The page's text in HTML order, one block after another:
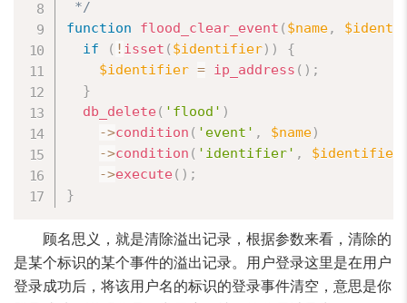
*/
function
flood_clear_event ( $name,
if
( ! isset ( $identifier) )
{
$identifier = ip_address ( ) ;
}
db_delete ( 'flood' )
->condition ( 'event' , $name)
->condition ( 'identifier' , $identifier
->execute ( ) ;
}
顾名思义，就是清除溢出记录，根据参数来看，清除的
是某个标识的某个事件的溢出记录。用户登录这里是在用户
登录成功后，将该用户名的标识的登录事件清空，意思是你